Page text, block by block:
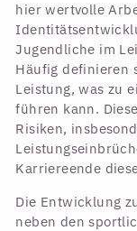
hier wertvolle
Jugendliche im
Häufig definieren
Leistung, was zu
führen kann.
Risiken,
Karriereende
Die Entwicklung
neben den